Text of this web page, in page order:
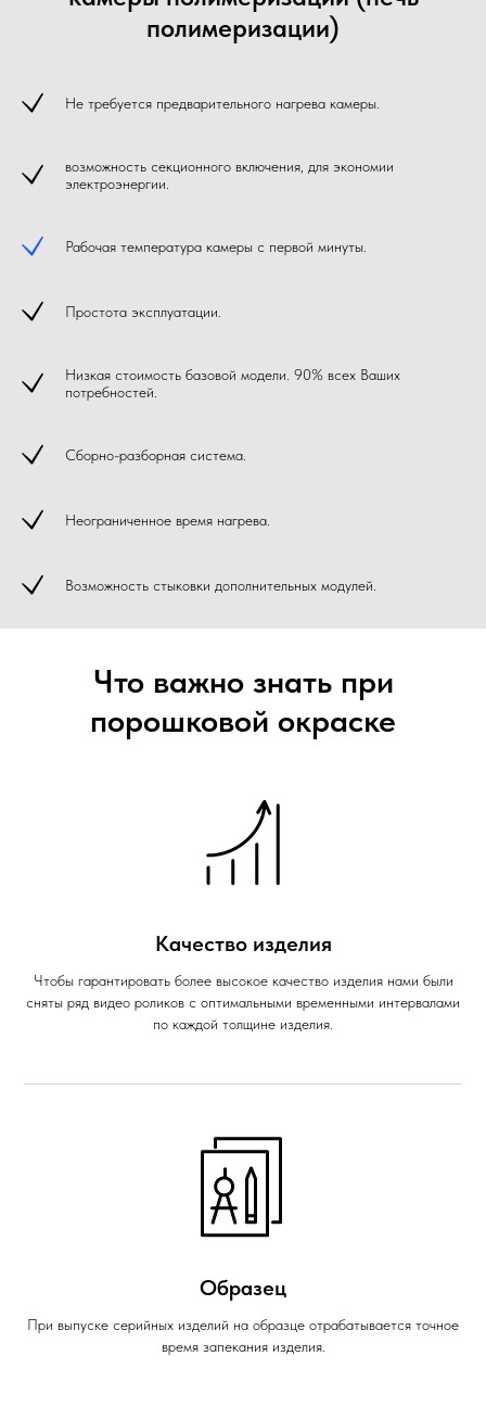
полимеризации)
Не требуется предварительного нагрева камеры.
возможность секционного включения, для экономии
электроэнергии.
Рабочая температура камеры с первой минуты.
Простота эксплуатации.
Низкая стоимость базовой модели. 90% всех Ваших
потребностей.
Сборно-разборная система.
Неограниченное время нагрева.
Возможность стыковки дополнительных модулей.
Что важно знать при
порошковой окраске
Качество изделия
Чтобы гарантировать более высокое качество изделия нами были
сняты ряд видео роликов с оптимальными временными интервалами
по каждой толщине изделия.
Образец
При выпуске серийных изделий на образце отрабатывается точное
время запекания изделия.